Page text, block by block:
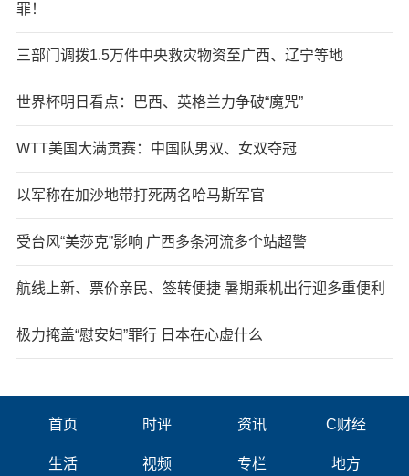
罪！
三部门调拨1.5万件中央救灾物资至广西、辽宁等地
世界杯明日看点：巴西、英格兰力争破“魔咒”
WTT美国大满贯赛：中国队男双、女双夺冠
以军称在加沙地带打死两名哈马斯军官
受台风“美莎克”影响 广西多条河流多个站超警
航线上新、票价亲民、签转便捷 暑期乘机出行迎多重便利
极力掩盖“慰安妇”罪行 日本在心虚什么
首页 时评 资讯 C财经
生活 视频 专栏 地方